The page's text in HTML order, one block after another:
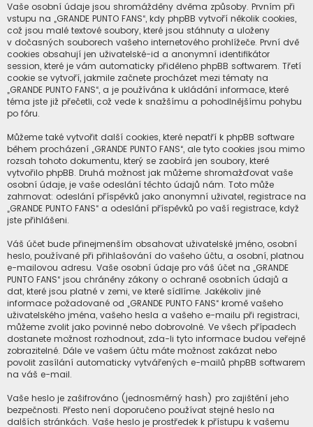
Vaše osobní údaje jsou shromážděny dvěma způsoby. Prvním při
vstupu na „GRANDE PUNTO FANS“, kdy phpBB vytvoří několik cookies,
což jsou malé textové soubory, které jsou stáhnuty a uloženy
v dočasných souborech vašeho internetového prohlížeče. První dvě
cookies obsahují jen uživatelské-id a anonymní identifikátor
session, které je vám automaticky přiděleno phpBB softwarem. Třetí
cookie se vytvoří, jakmile začnete procházet mezi tématy na
„GRANDE PUNTO FANS“, a je používána k ukládání informace, které
téma jste již přečetli, což vede k snažšímu a pohodlnějšímu pohybu
po fóru.
Můžeme také vytvořit další cookies, které nepatří k phpBB software
během procházení „GRANDE PUNTO FANS“, ale tyto cookies jsou mimo
rozsah tohoto dokumentu, který se zaobírá jen soubory, které
vytvořilo phpBB. Druhá možnost jak můžeme shromažďovat vaše
osobní údaje, je vaše odeslání těchto údajů nám. Toto může
zahrnovat: odeslání příspěvků jako anonymní uživatel, registrace na
„GRANDE PUNTO FANS“ a odeslání příspěvků po vaší registrace, když
jste přihlášeni.
Váš účet bude přinejmenším obsahovat uživatelské jméno, osobní
heslo, používané při přihlašování do vašeho účtu, a osobní, platnou
e-mailovou adresu. Vaše osobní údaje pro váš účet na „GRANDE
PUNTO FANS“ jsou chráněny zákony o ochraně osobních údajů a
dat, které jsou platné v zemi, ve které sídlíme. Jakékoliv jiné
informace požadované od „GRANDE PUNTO FANS“ kromě vašeho
uživatelského jména, vašeho hesla a vašeho e-mailu při registraci,
můžeme zvolit jako povinné nebo dobrovolné. Ve všech případech
dostanete možnost rozhodnout, zda-li tyto informace budou veřejně
zobrazitelné. Dále ve vašem účtu máte možnost zakázat nebo
povolit zasílání automaticky vytvářených e-mailů phpBB softwarem
na váš e-mail.
Vaše heslo je zašifrováno (jednosměrný hash) pro zajištění jeho
bezpečnosti. Přesto není doporučeno používat stejné heslo na
dalších stránkách. Vaše heslo je prostředek k přístupu k vašemu